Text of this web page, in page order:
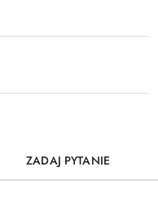
ZADAJ PYTANIE